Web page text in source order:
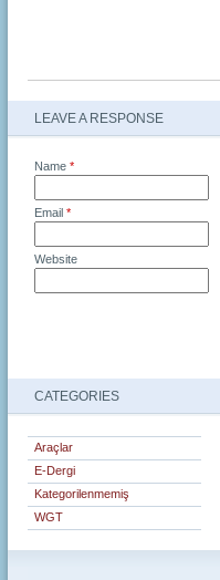
LEAVE A RESPONSE
Name *
Email *
Website
CATEGORIES
Araçlar
E-Dergi
Kategorilenmemiş
WGT